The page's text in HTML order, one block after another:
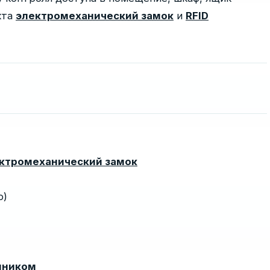
электромеханический замок и RFID
замок